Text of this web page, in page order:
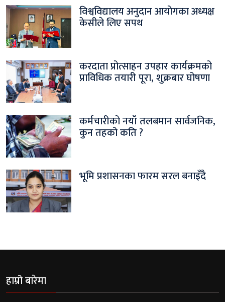
विश्वविद्यालय अनुदान आयोगका अध्यक्ष
केसीले लिए सपथ
करदाता प्रोत्साहन उपहार कार्यक्रमको
प्राविधिक तयारी पूरा, शुक्रबार घोषणा
कर्मचारीको नयाँ तलबमान सार्वजनिक,
कुन तहको कति ?
भूमि प्रशासनका फारम सरल बनाइँदै
हाम्रो बारेमा